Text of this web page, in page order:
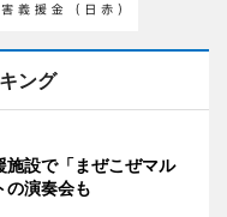
ング
施設で「まぜこぜマル
演奏会も